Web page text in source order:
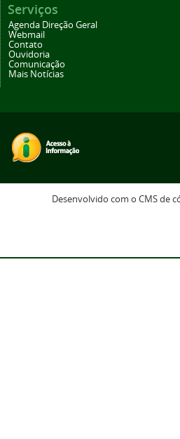
Serviços
Agenda Direção Geral
Webmail
Contato
Ouvidoria
Comunicação
Mais Notícias
Desenvolvido com o CMS de